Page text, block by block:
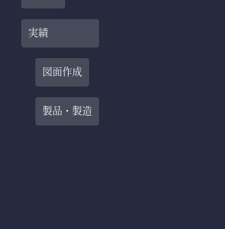
実績
図面作成
製品・製造